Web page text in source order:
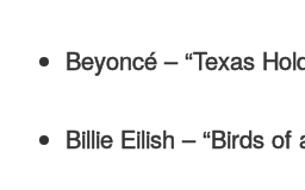
Beyoncé – “Texas
Billie Eilish – “Birds of